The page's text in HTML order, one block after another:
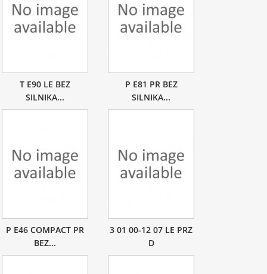
T E90 LE BEZ
SILNIKA...
P E81 PR BEZ
SILNIKA...
P E46 COMPACT PR
BEZ...
3 01 00-12 07 LE PRZ
D